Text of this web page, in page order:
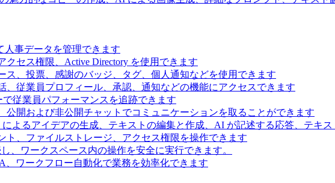
人事データを管理できます
セス権限、Active Directory を使用できます
ス、投票、感謝のバッジ、タグ、個人通知などを使用できます
、従業員プロフィール、承認、通知などの機能にアクセスできます
従業員パフォーマンスを追跡できます
公開および非公開チャットでコミュニケーションを取ることができます
よるアイデアの生成、テキストの編集と作成、AI が記述する応答、テキ
ト、ファイルストレージ、アクセス権限を操作できます
、ワークスペース内の操作を安全に実行できます。
、ワークフロー自動化で業務を効率化できます